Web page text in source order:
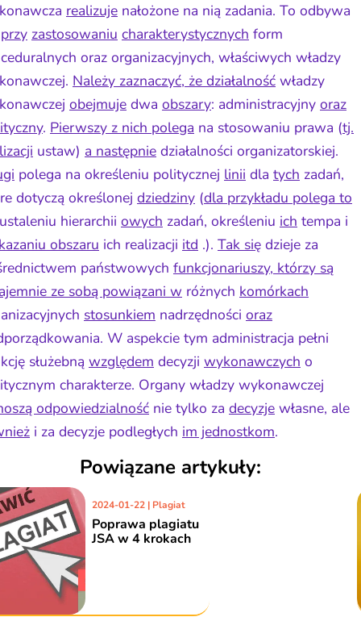
realizuje nałożone na nią zadania. To odbywa
przy zastosowaniu charakterystycznych form
oraz organizacyjnych, właściwych władzy
Należy zaznaczyć, że działalność władzy
obejmuje dwa obszary: administracyjny oraz
. Pierwszy z nich polega na stosowaniu prawa (tj.
ustaw) a następnie działalności organizatorskiej.
polega na określeniu politycznej linii dla tych zadań,
dotyczą określonej dziedziny (dla przykładu polega to
hierarchii owych zadań, określeniu ich tempa i
obszaru ich realizacji itd .). Tak się dzieje za
państwowych funkcjonariuszy, którzy są
ze sobą powiązani w różnych komórkach
stosunkiem nadrzędności oraz
W aspekcie tym administracja pełni
służebną względem decyzji wykonawczych o
charakterze. Organy władzy wykonawczej
odpowiedzialność nie tylko za decyzje własne, ale
i za decyzje podległych im jednostkom.
Powiązane artykuły:
2019-04-17 | Plagiat
Poprawa plagiatu
tekstu